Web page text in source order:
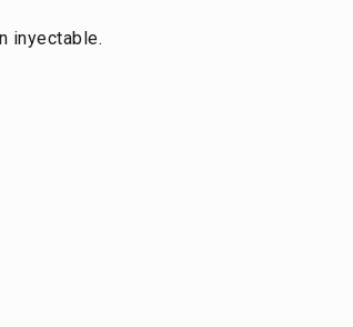
inyectable.